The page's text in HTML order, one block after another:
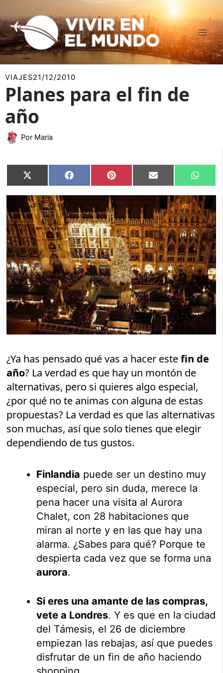
al
contenido
VIAJES21/12/2010
Planes para el fin de
año
Por Maria
Compartir
en
X
(Twitter)
Compartir
en
Facebook Compartir
en
Pinterest Compartir
en
Email
en
¿Ya has pensado qué vas a hacer estefin de
año? La verdad es que hay un montón de
alternativas, pero si quieres algo especial,
¿por qué no te animas con alguna de estas
propuestas? La verdad es que las alternativas
son muchas, así que solo tienes que elegir
dependiendo de tus gustos.
Finlandia puede ser un destino muy
especial, pero sin duda, merece la
pena hacer una visita al Aurora
Chalet, con 28 habitaciones que
miran al norte y en las que hay una
alarma. ¿Sabes para qué? Porque te
despierta cada vez que se forma una
aurora.
Si eres una amante de las compras,
vete a Londres. Y es que en la ciudad
del Támesis, el 26 de diciembre
empiezan las rebajas, así que puedes
disfrutar de un fin de año haciendo